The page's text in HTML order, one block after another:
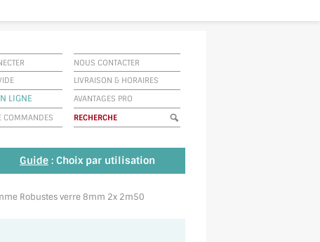
NOUS CONTACTER
LIVRAISON & HORAIRES
LIGNE
AVANTAGES PRO
COMMANDES
Guide : Choix par utilisation
Robustes verre 8mm 2x 2m50